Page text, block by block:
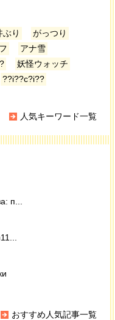
ぶり
がっつり
アナ雪
妖怪ウォッチ
??i??c?i??
人気キーワード一覧
п...
おすすめ人気記事一覧